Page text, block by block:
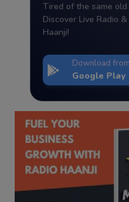
Tired of the same old
Discover Live Radio
Haanji!
Download from
Google Play